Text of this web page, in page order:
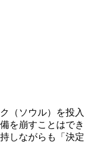
（ソウル）を投入
を崩すことはでき
しながらも「決定